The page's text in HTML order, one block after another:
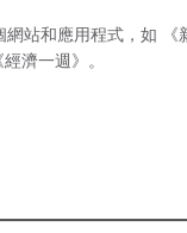
網站和應用程式，如
經濟一週》 。